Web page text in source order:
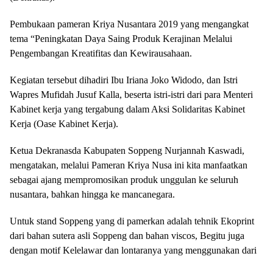
Pembukaan pameran Kriya Nusantara 2019 yang mengangkat
tema “Peningkatan Daya Saing Produk Kerajinan Melalui
Pengembangan Kreatifitas dan Kewirausahaan.
Kegiatan tersebut dihadiri Ibu Iriana Joko Widodo, dan Istri
Wapres Mufidah Jusuf Kalla, beserta istri-istri dari para Menteri
Kabinet kerja yang tergabung dalam Aksi Solidaritas Kabinet
Kerja (Oase Kabinet Kerja).
Ketua Dekranasda Kabupaten Soppeng Nurjannah Kaswadi,
mengatakan, melalui Pameran Kriya Nusa ini kita manfaatkan
sebagai ajang mempromosikan produk unggulan ke seluruh
nusantara, bahkan hingga ke mancanegara.
Untuk stand Soppeng yang di pamerkan adalah tehnik Ekoprint
dari bahan sutera asli Soppeng dan bahan viscos, Begitu juga
dengan motif Kelelawar dan lontaranya yang menggunakan dari